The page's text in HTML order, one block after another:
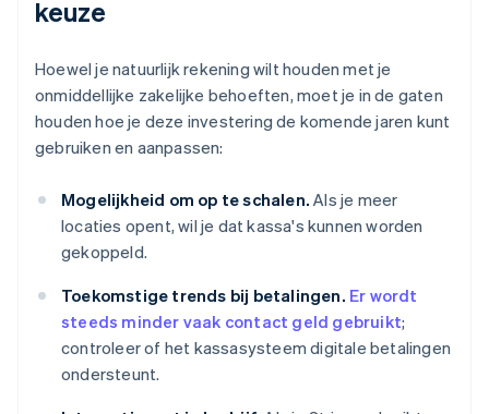
keuze
Hoewel je natuurlijk rekening wilt houden met je
onmiddellijke zakelijke behoeften, moet je in de gaten
houden hoe je deze investering de komende jaren kunt
gebruiken en aanpassen:
Mogelijkheid om op te schalen. Als je meer
locaties opent, wil je dat kassa's kunnen worden
gekoppeld.
Toekomstige trends bij betalingen. Er wordt
steeds minder vaak contact geld gebruikt;
controleer of het kassasysteem digitale betalingen
ondersteunt.